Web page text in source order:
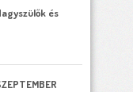
és